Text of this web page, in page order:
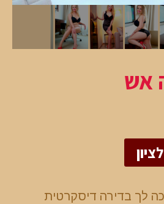
אש
לך בדירה דיסקרטית